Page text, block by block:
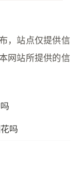
，站点仅提供信
网站所提供的信
吗